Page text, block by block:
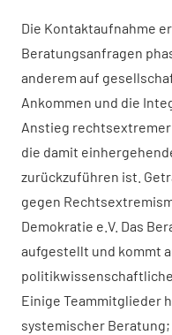
Die Kontaktaufnahme
Beratungsanfragen
anderem auf
Ankommen und die
Anstieg
die damit
zurückzuführen ist.
gegen
Demokratie e.V. Das
aufgestellt und kommt
Einige Teammitglieder
systemischer